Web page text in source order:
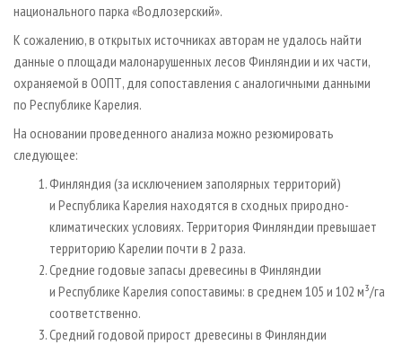
национального парка «Водлозерский».
К сожалению, в открытых источниках авторам не удалось найти
данные о площади малонарушенных лесов Финляндии и их части,
охраняемой в ООПТ, для сопоставления с аналогичными данными
по Республике Карелия.
На основании проведенного анализа можно резюмировать
следующее:
Финляндия (за исключением заполярных территорий)
и Республика Карелия находятся в сходных природно-
климатических условиях. Территория Финляндии превышает
территорию Карелии почти в 2 раза.
Средние годовые запасы древесины в Финляндии
и Республике Карелия сопоставимы: в среднем 105 и 102 м³/га
соответственно.
Средний годовой прирост древесины в Финляндии